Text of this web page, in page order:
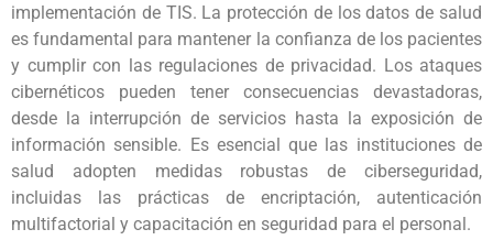
implementación de TIS. La protección de los datos de salud
es fundamental para mantener la confianza de los pacientes
y cumplir con las regulaciones de privacidad. Los ataques
cibernéticos pueden tener consecuencias devastadoras,
desde la interrupción de servicios hasta la exposición de
información sensible. Es esencial que las instituciones de
salud adopten medidas robustas de ciberseguridad,
incluidas las prácticas de encriptación, autenticación
multifactorial y capacitación en seguridad para el personal.